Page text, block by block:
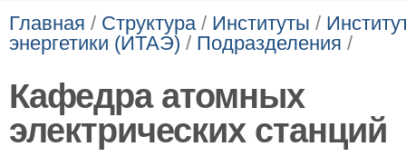
Главная / Структура/ Институты /
энергетики (ИТАЭ) / Подразделения /
Кафедра атомных
электрических станций